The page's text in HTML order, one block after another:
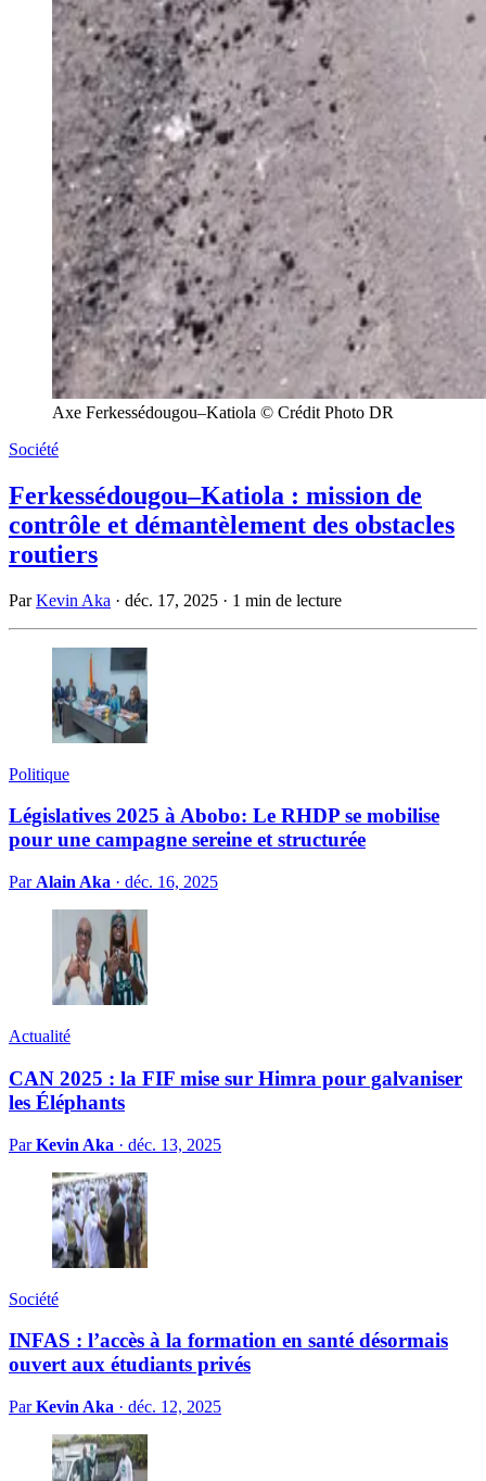
Axe Ferkessédougou–Katiola © Crédit Photo DR
Société
Ferkessédougou–Katiola : mission de
contrôle et démantèlement des obstacles
routiers
ParKevin Aka · déc. 17, 2025 · 1 min de lecture
Politique
Législatives 2025 à Abobo: Le RHDP se mobilise
pour une campagne sereine et structurée
Par Alain Aka · déc. 16, 2025
Actualité
CAN 2025 : la FIF mise sur Himra pour galvaniser
les Éléphants
ParKevin Aka · déc. 13, 2025
Société
INFAS : l’accès à la formation en santé désormais
ouvert aux étudiants privés
ParKevin Aka · déc. 12, 2025